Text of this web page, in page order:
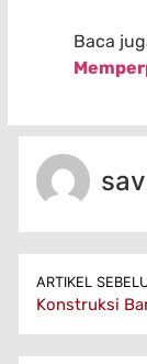
Baca
ARTIKEL